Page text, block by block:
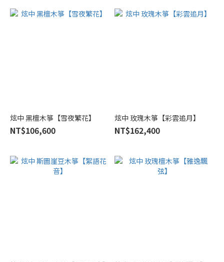
Brand
炫中 黑檀木箏【雪夜繁花】
NT$106,600
炫中 玫瑰木箏【彩雲追月】
NT$162,400